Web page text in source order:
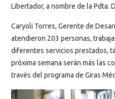
Libertador, a nombre de la Pdta.
Caryoli Torres, Gerente de
atendieron 203 personas,
diferentes servicios prestados,
próxima semana serán más las
través del programa de Giras